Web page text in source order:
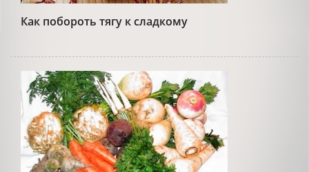
Как побороть тягу к сладкому